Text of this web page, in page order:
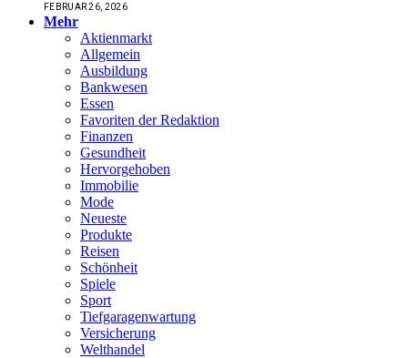
FEBRUAR 26, 2026
Mehr
Aktienmarkt
Allgemein
Ausbildung
Bankwesen
Essen
Favoriten der Redaktion
Finanzen
Gesundheit
Hervorgehoben
Immobilie
Mode
Neueste
Produkte
Reisen
Schönheit
Spiele
Sport
Tiefgaragenwartung
Versicherung
Welthandel